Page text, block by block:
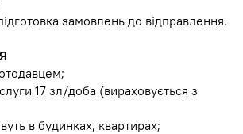
замовлень до відправлення.
17 зл/доба (вираховується з
в будинках, квартирах;